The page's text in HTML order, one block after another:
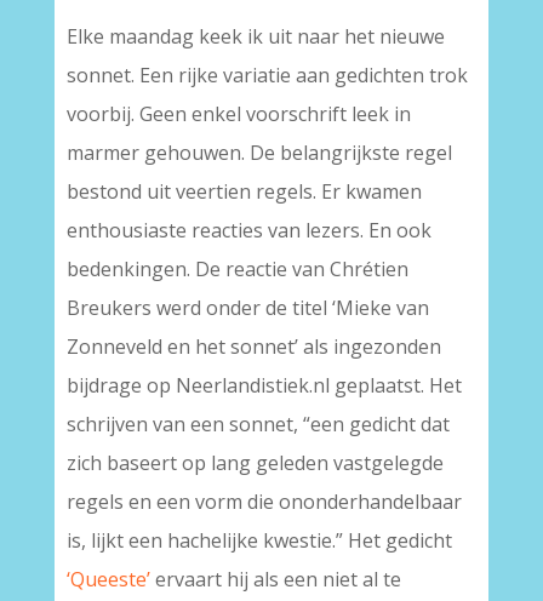
Elke maandag keek ik uit naar het nieuwe
sonnet. Een rijke variatie aan gedichten trok
voorbij. Geen enkel voorschrift leek in
marmer gehouwen. De belangrijkste regel
bestond uit veertien regels. Er kwamen
enthousiaste reacties van lezers. En ook
bedenkingen. De reactie van Chrétien
Breukers werd onder de titel ‘Mieke van
Zonneveld en het sonnet’ als ingezonden
bijdrage op Neerlandistiek.nl geplaatst. Het
schrijven van een sonnet, “een gedicht dat
zich baseert op lang geleden vastgelegde
regels en een vorm die ononderhandelbaar
is, lijkt een hachelijke kwestie.” Het gedicht
‘Queeste’ervaart hij als een niet al te